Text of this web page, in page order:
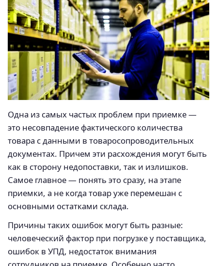
Одна из самых частых проблем при приемке —
это несовпадение фактического количества
товара с данными в товаросопроводительных
документах. Причем эти расхождения могут быть
как в сторону недопоставки, так и излишков.
Самое главное — понять это сразу, на этапе
приемки, а не когда товар уже перемешан с
основными остатками склада.
Причины таких ошибок могут быть разные:
человеческий фактор при погрузке у поставщика,
ошибок в УПД, недостаток внимания